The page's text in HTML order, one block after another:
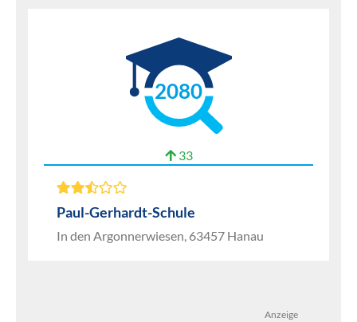
2080
33
Paul-Gerhardt-Schule
In den Argonnerwiesen, 63457 Hanau
Anzeige